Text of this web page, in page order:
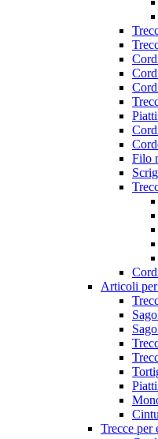
Filo
Articoli per
Trecce per